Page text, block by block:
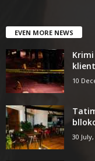
EVEN MORE NEWS
10
30